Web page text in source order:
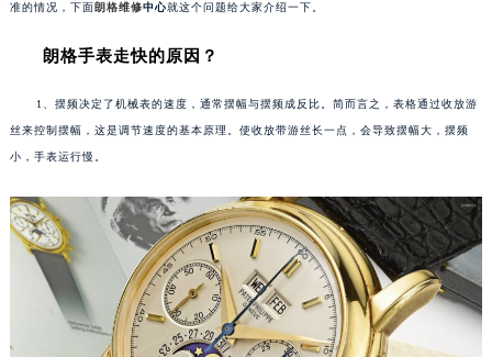
惠州市惠城区江北文昌一路7号华贸大厦写字楼1座30层05室（需提前预约）
厦门市思明区湖滨东路95号华润大厦写字楼B座11层1104室（需提前预约）
成都市锦江区人民东路6号SAC东原中心写字楼24层2406B室（需提前预约）
重庆市江北区观音桥步行街2号融恒时代广场写字楼9层902室（需提前预约）
长沙市芙蓉区定王台街道建湘路393号世茂环球金融中心写字楼（芙蓉广场）10层13室（需提前预约）
郑州市二七区铭功路10号华润大厦写字楼29层2905室（需提前预约）
沈阳市沈河区中街路137号亨得利名表服务中心（品牌授权店）1层整层（需提前预约）
准的情况，下面 朗格维修中心就这个问题给大家介绍一下。
朗格手表走快的原因？
1、摆频决定了机械表的速度，通常摆幅与摆频成反比。简而言之，表格通过收放游
丝来控制摆幅，这是调节速度的基本原理。使收放带游丝长一点，会导致摆幅大，摆频
小，手表运行慢。